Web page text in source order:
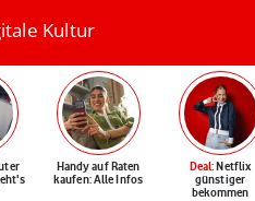
Kultur
Handy auf Raten
kaufen: Alle Infos
Deal: Netflix
günstiger
bekommen